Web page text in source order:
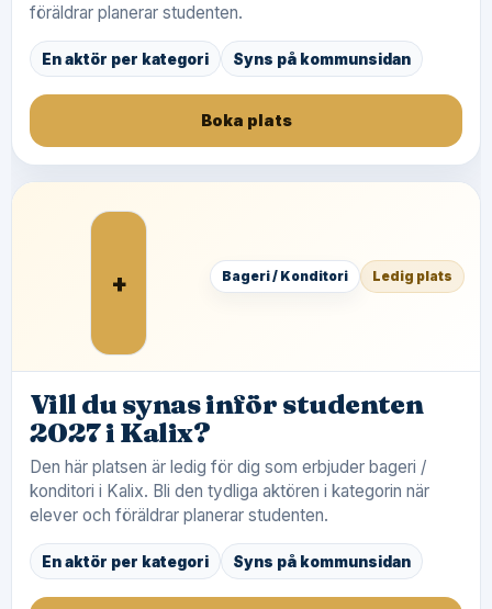
föräldrar planerar studenten.
En aktör per kategori Syns på kommunsidan
Boka plats
+ Bageri / Konditori Ledig plats
Vill du synas inför studenten
2027 i Kalix?
Den här platsen är ledig för dig som erbjuder bageri /
konditori i Kalix. Bli den tydliga aktören i kategorin när
elever och föräldrar planerar studenten.
En aktör per kategori Syns på kommunsidan